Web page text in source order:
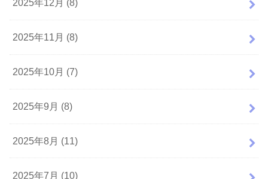
2025年12月 (8)
2025年11月 (8)
2025年10月 (7)
2025年9月 (8)
2025年8月 (11)
2025年7月 (10)